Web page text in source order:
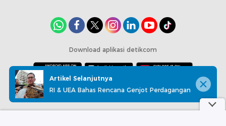
Download aplikasi detikcom
Copyright @ 2026 detikcom, All right reserved
Artikel Selanjutnya
RI & UEA Bahas Rencana Genjot Perdagangan